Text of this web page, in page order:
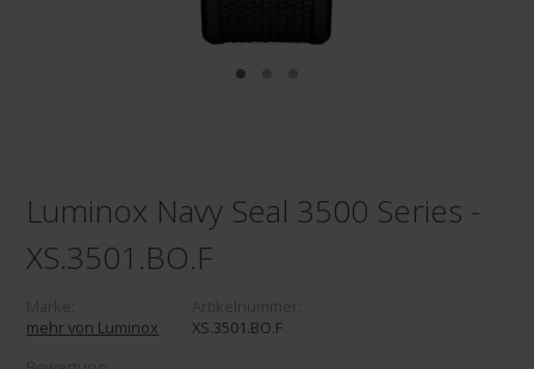
Luminox Navy Seal 3500 Series -
XS.3501.BO.F
mehr von Luminox
XS.3501.BO.F